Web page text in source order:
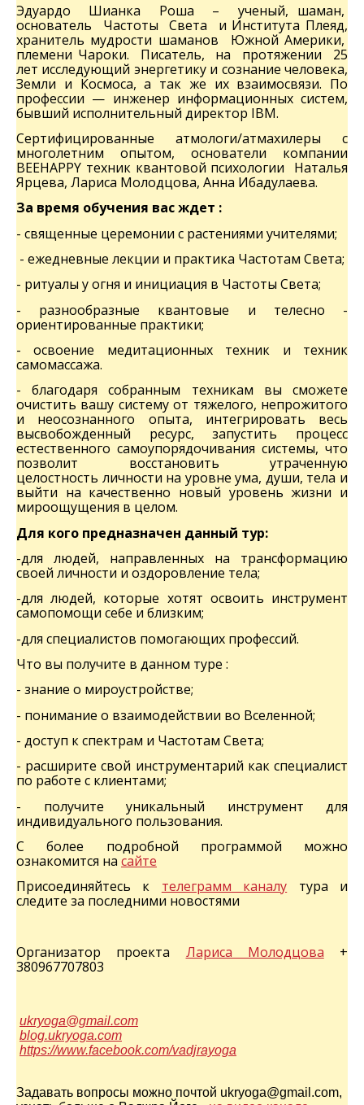
Эдуардо Шианка Роша – ученый, шаман,
основатель Частоты Света и Института Плеяд,
хранитель мудрости шаманов Южной Америки,
племени Чароки. Писатель, на протяжении 25
лет исследующий энергетику и сознание человека,
Земли и Космоса, а так же их взаимосвязи. По
профессии — инженер информационных систем,
бывший исполнительный директор IBM.
Сертифицированные атмологи/атмахилеры с
многолетним опытом, основатели компании
BEEHAPPY техник квантовой психологии Наталья
Ярцева, Лариса Молодцова, Анна Ибадулаева.
За время обучения вас ждет :
- священные церемонии с растениями учителями;
- ежедневные лекции и практика Частотам Света;
- ритуалы у огня и инициация в Частоты Света;
- разнообразные квантовые и телесно -
ориентированные практики;
- освоение медитационных техник и техник
самомассажа.
- благодаря собранным техникам вы сможете
очистить вашу систему от тяжелого, непрожитого
и неосознанного опыта, интегрировать весь
высвобожденный ресурс, запустить процесс
естественного самоупорядочивания системы, что
позволит восстановить утраченную
целостность личности на уровне ума, души, тела и
выйти на качественно новый уровень жизни и
мироощущения в целом.
Для кого предназначен данный тур:
-для людей, направленных на трансформацию
своей личности и оздоровление тела;
-для людей, которые хотят освоить инструмент
самопомощи себе и близким;
-для специалистов помогающих профессий.
Что вы получите в данном туре :
- знание о мироустройстве;
- понимание о взаимодействии во Вселенной;
- доступ к спектрам и Частотам Света;
- расширите свой инструментарий как специалист
по работе с клиентами;
- получите уникальный инструмент для
индивидуального пользования.
С более подробной программой можно
ознакомится на сайте
Присоединяйтесь к телеграмм каналу тура и
следите за последними новостями
Организатор проекта Лариса Молодцова +
380967707803
ukryoga@gmail.com
blog.ukryoga.com
https://www.facebook.com/vadjrayoga
Задавать вопросы можно почтой ukryoga@gmail.com,